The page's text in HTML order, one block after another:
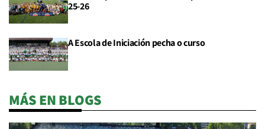
25-26
A Escola de Iniciación pecha o curso
MÁS EN BLOGS